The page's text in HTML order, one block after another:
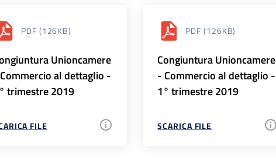
PDF (126KB)
Unioncamere
al dettaglio -
trimestre 2019
FILE
PDF (126KB)
Congiuntura Unioncamere
- Commercio al dettaglio -
1° trimestre 2019
SCARICA FILE